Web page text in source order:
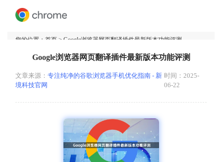
您的位置： 首页 > Google浏览器网页翻译插件最新版本功能评测
Google浏览器网页翻译插件最新版本功能评测
文章来源： 专注纯净的谷歌浏览器手机优化指南 - 新
境科技官网
时间：2025-
06-22